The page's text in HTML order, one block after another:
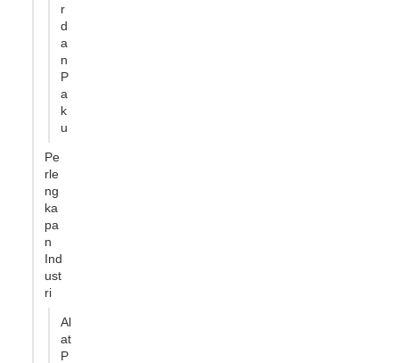
r
d
a
n
P
a
k
u
Pe
rle
ng
ka
pa
n
Ind
ust
ri
Al
at
P